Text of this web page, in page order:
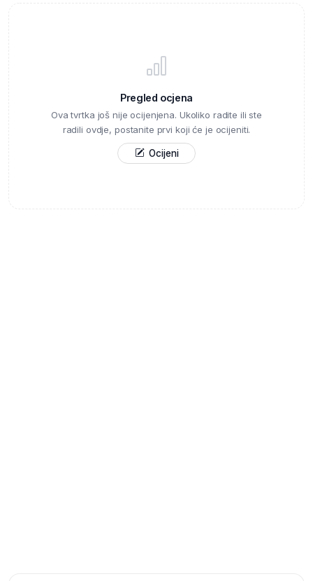
Pregled ocjena
Ova tvrtka još nije ocijenjena. Ukoliko radite ili ste
radili ovdje, postanite prvi koji će je ocijeniti.
Ocijeni